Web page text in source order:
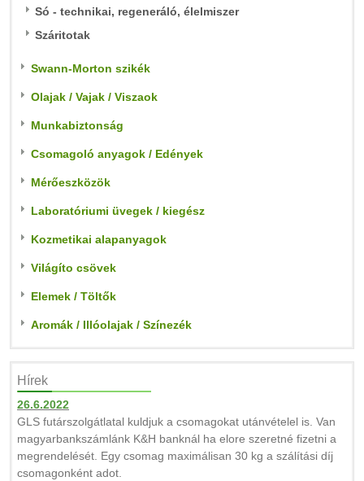
Só - technikai, regeneráló, élelmiszer
Száritotak
Swann-Morton szikék
Olajak / Vajak / Viszaok
Munkabiztonság
Csomagoló anyagok / Edények
Mérőeszközök
Laboratóriumi üvegek / kiegész
Kozmetikai alapanyagok
Világíto csövek
Elemek / Töltők
Aromák / Illóolajak / Színezék
Hírek
26.6.2022
GLS futárszolgátlatal kuldjuk a csomagokat utánvételel is. Van
magyarbankszámlánk K&H banknál ha elore szeretné fizetni a
megrendelését. Egy csomag maximálisan 30 kg a szálítási díj
csomagonként adot.